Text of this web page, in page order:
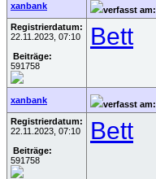
xanbank verfasst am:
Registrierdatum:
22.11.2023, 07:10
Beiträge:
591758
Bett
xanbank verfasst am:
Registrierdatum:
22.11.2023, 07:10
Beiträge:
591758
Bett